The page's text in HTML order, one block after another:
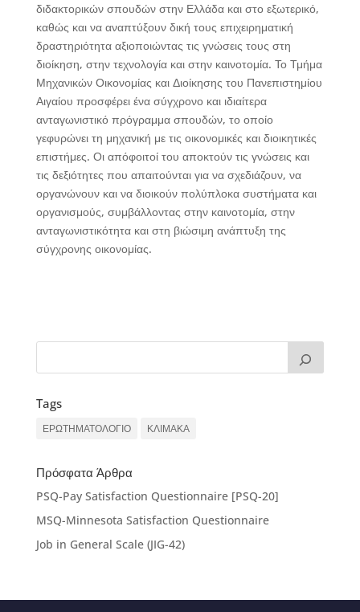
διδακτορικών σπουδών στην Ελλάδα και στο εξωτερικό,
καθώς και να αναπτύξουν δική τους επιχειρηματική
δραστηριότητα αξιοποιώντας τις γνώσεις τους στη
διοίκηση, στην τεχνολογία και στην καινοτομία. Το Τμήμα
Μηχανικών Οικονομίας και Διοίκησης του Πανεπιστημίου
Αιγαίου προσφέρει ένα σύγχρονο και ιδιαίτερα
ανταγωνιστικό πρόγραμμα σπουδών, το οποίο
γεφυρώνει τη μηχανική με τις οικονομικές και διοικητικές
επιστήμες. Οι απόφοιτοί του αποκτούν τις γνώσεις και
τις δεξιότητες που απαιτούνται για να σχεδιάζουν, να
οργανώνουν και να διοικούν πολύπλοκα συστήματα και
οργανισμούς, συμβάλλοντας στην καινοτομία, στην
ανταγωνιστικότητα και στη βιώσιμη ανάπτυξη της
σύγχρονης οικονομίας.
Tags
ΕΡΩΤΗΜΑΤΟΛΟΓΙΟ ΚΛΙΜΑΚΑ
Πρόσφατα Άρθρα
PSQ-Pay Satisfaction Questionnaire [PSQ-20]
MSQ-Minnesota Satisfaction Questionnaire
Job in General Scale (JIG-42)